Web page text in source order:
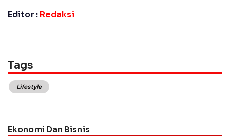
Editor :Redaksi
Tags
Lifestyle
Ekonomi Dan Bisnis